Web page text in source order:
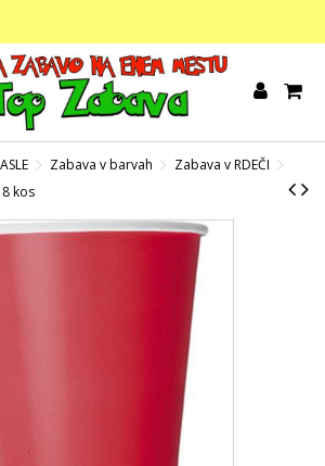
Zabava v barvah
Zabava v RDEČI
8 kos